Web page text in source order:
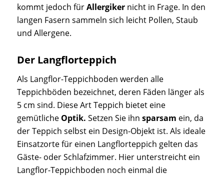
kommt jedoch fürAllergikernicht in Frage. In den
langen Fasern sammeln sich leicht Pollen, Staub
und Allergene.
Der Langflorteppich
Als Langflor-Teppichboden werden alle
Teppichböden bezeichnet, deren Fäden länger als
5 cm sind. Diese Art Teppich bietet eine
gemütliche Optik. Setzen Sie ihn sparsam ein, da
der Teppich selbst ein Design-Objekt ist. Als ideale
Einsatzorte für einen Langflorteppich gelten das
Gäste- oder Schlafzimmer. Hier unterstreicht ein
Langflor-Teppichboden noch einmal die